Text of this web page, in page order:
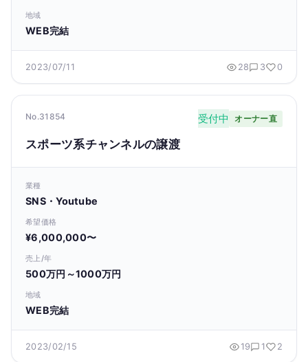
地域
WEB完結
2023/07/11 28 3 0
No.31854 受付中 オーナー直
スポーツ系チャンネルの譲渡
業種
SNS・Youtube
希望価格
¥6,000,000〜
売上/年
500万円～1000万円
地域
WEB完結
2023/02/15 19 1 2